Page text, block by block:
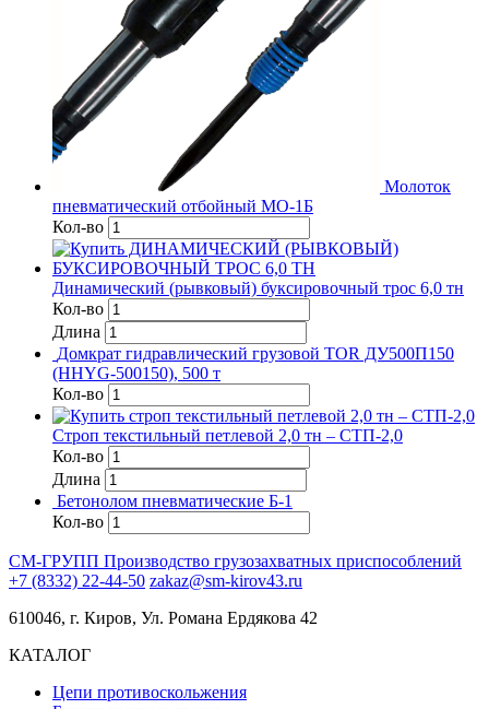
Молоток
пневматический отбойный МО-1Б
Кол-во
Динамический (рывковый) буксировочный трос 6,0 тн
Кол-во
Длина
Домкрат гидравлический грузовой TOR ДУ500П150
(HHYG-500150), 500 т
Кол-во
Строп текстильный петлевой 2,0 тн – СТП-2,0
Кол-во
Длина
Бетонолом пневматические Б-1
Кол-во
СМ-ГРУПП Производство грузозахватных приспособлений
+7 (8332) 22-44-50 zakaz@sm-kirov43.ru
610046, г. Киров, Ул. Романа Ердякова 42
КАТАЛОГ
Цепи противоскольжения